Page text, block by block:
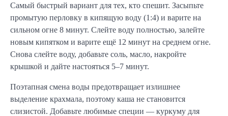
Самый быстрый вариант для тех, кто спешит. Засыпьте
промытую перловку в кипящую воду (1:4) и варите на
сильном огне 8 минут. Слейте воду полностью, залейте
новым кипятком и варите ещё 12 минут на среднем огне.
Снова слейте воду, добавьте соль, масло, накройте
крышкой и дайте настояться 5–7 минут.
Поэтапная смена воды предотвращает излишнее
выделение крахмала, поэтому каша не становится
слизистой. Добавьте любимые специи — куркуму для